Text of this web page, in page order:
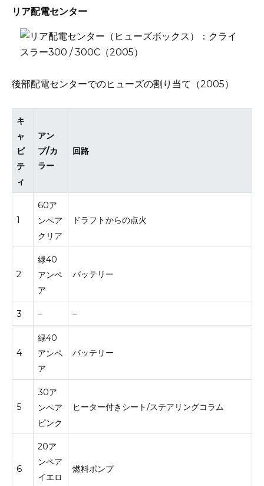
リア配電センター
後部配電センターでのヒューズの割り当て（2005）
キ
ャ
ビ
テ
ィ
アン
プ/カ
ラー
回路
1
60ア
ンペア
クリア
ドラフトからの点火
2
緑40
アンペ
ア
バッテリー
3 – –
4
緑40
アンペ
ア
バッテリー
5
30ア
ンペア
ピンク
ヒーター付きシート/ステアリングコラム
6
20ア
ンペア
イエロ
燃料ポンプ